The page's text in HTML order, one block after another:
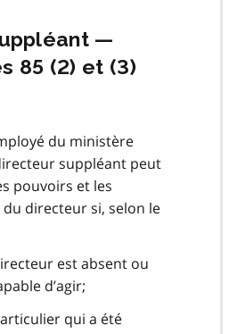
—
85 (2) et (3)
du ministère
suppléant peut
pouvoirs et les
directeur si, selon le
est absent ou
d’agir;
qui a été